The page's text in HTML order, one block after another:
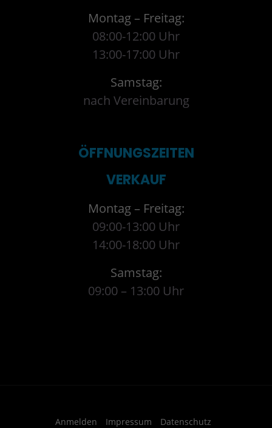
Montag – Freitag:
08:00-12:00 Uhr
13:00-17:00 Uhr
Samstag:
nach Vereinbarung
ÖFFNUNGSZEITEN
VERKAUF
Montag – Freitag:
09:00-13:00 Uhr
14:00-18:00 Uhr
Samstag:
09:00 – 13:00 Uhr
Anmelden Impressum Datenschutz